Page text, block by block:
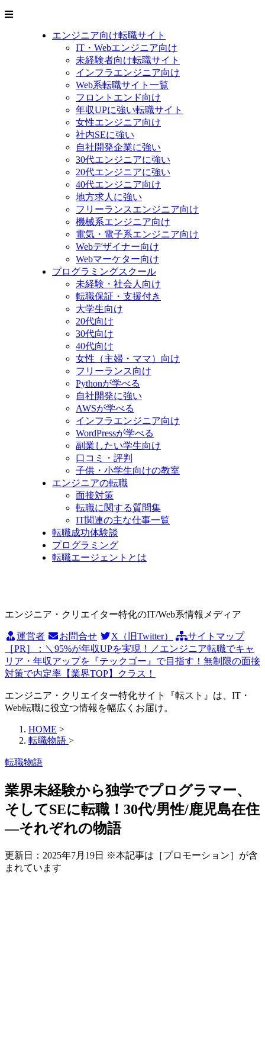
エンジニア向け転職サイト
IT・Webエンジニア向け
未経験者向け転職サイト
インフラエンジニア向け
Web系転職サイト一覧
フロントエンド向け
年収UPに強い転職サイト
女性エンジニア向け
社内SEに強い
自社開発企業に強い
30代エンジニアに強い
20代エンジニアに強い
40代エンジニア向け
地方求人に強い
フリーランスエンジニア向け
機械系エンジニア向け
電気・電子系エンジニア向け
Webデザイナー向け
Webマーケター向け
プログラミングスクール
未経験・社会人向け
転職保証・支援付き
大学生向け
20代向け
30代向け
40代向け
女性（主婦・ママ）向け
フリーランス向け
Pythonが学べる
自社開発に強い
AWSが学べる
インフラエンジニア向け
WordPressが学べる
副業したい学生向け
口コミ・評判
子供・小学生向けの教室
エンジニアの転職
面接対策
転職に関する質問集
IT関連の主な仕事一覧
転職成功体験談
プログラミング
転職エージェントとは
エンジニア・クリエイター特化のIT/Web系情報メディア
運営者 お問合せ X（旧Twitter）
サイトマップ
［PR］：＼95%が年収UPを実現！／エンジニア転職でキャ
リア・年収アップを『テックゴー』で目指す！無制限の面接
対策で内定率【業界TOP】クラス！
エンジニア・クリエイター特化サイト『転スト』は、IT・
Web転職に役立つ情報を幅広くお届け。
HOME >
転職物語 >
転職物語
業界未経験から独学でプログラマー、
そしてSEに転職！30代/男性/鹿児島在住
―それぞれの物語
更新日： 2025年7月19日 ※本記事は［プロモーション］が含
まれています